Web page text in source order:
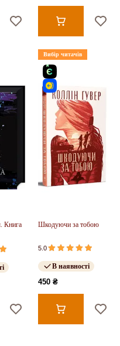
Книга
Вибір читачів
Шкодуючи за тобою
5.0
В наявності
450 ₴